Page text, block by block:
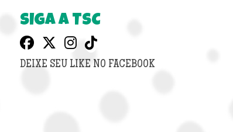
SIGA A TSC
DEIXE SEU LIKE NO FACEBOOK